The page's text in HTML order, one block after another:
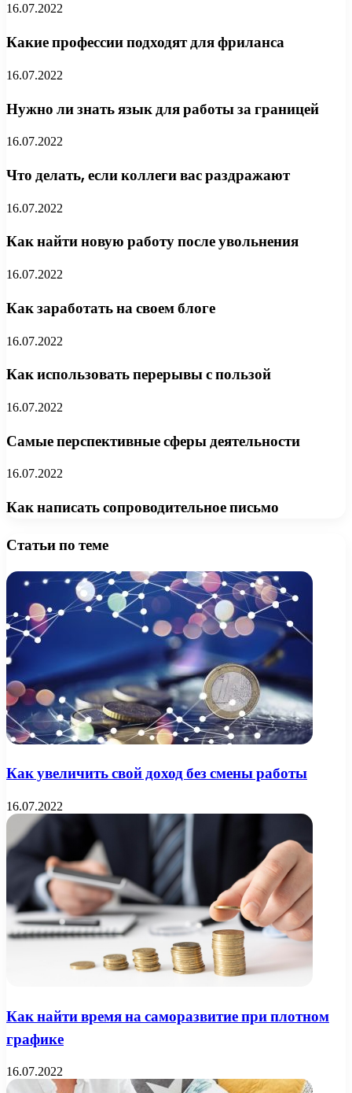
16.07.2022
Какие профессии подходят для фриланса
16.07.2022
Нужно ли знать язык для работы за границей
16.07.2022
Что делать, если коллеги вас раздражают
16.07.2022
Как найти новую работу после увольнения
16.07.2022
Как заработать на своем блоге
16.07.2022
Как использовать перерывы с пользой
16.07.2022
Самые перспективные сферы деятельности
16.07.2022
Как написать сопроводительное письмо
Статьи по теме
Как увеличить свой доход без смены работы
16.07.2022
Как найти время на саморазвитие при плотном
графике
16.07.2022